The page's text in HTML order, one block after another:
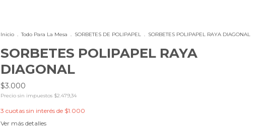
Inicio . Todo Para La Mesa . SORBETES DE POLIPAPEL . SORBETES POLIPAPEL RAYA DIAGONAL
SORBETES POLIPAPEL RAYA
DIAGONAL
$3.000
Precio sin impuestos $2.479,34
3 cuotas sin interés de $1.000
Ver más detalles